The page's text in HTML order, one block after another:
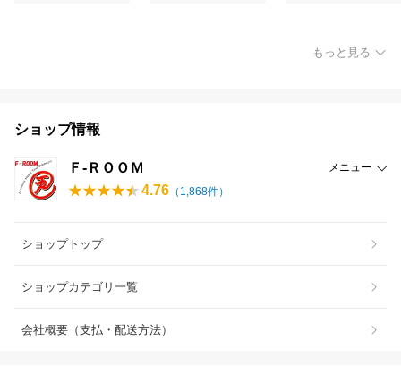
もっと見る
ショップ情報
Ｆ-ＲＯＯＭ メニュー
4.76 （ 1,868件）
ショップトップ
ショップカテゴリ一覧
会社概要（支払・配送方法）